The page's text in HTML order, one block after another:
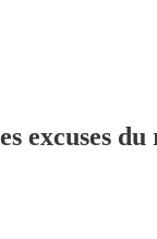
excuses